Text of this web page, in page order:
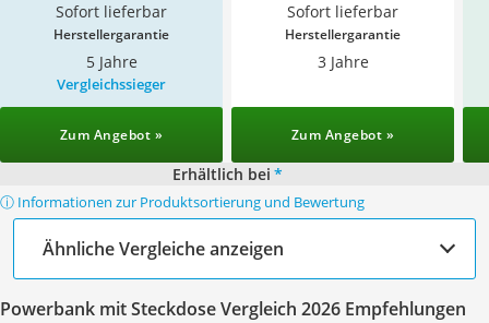
Sofort lieferbar Sofort lieferbar
Herstellergarantie
5 Jahre
Herstellergarantie
3 Jahre
Vergleichssieger
Zum Angebot » Zum Angebot »
Erhältlich bei *
ⓘ Informationen zur Produktsortierung und Bewertung
Ähnliche Vergleiche anzeigen
Powerbank mit Steckdose Vergleich 2026 Empfehlungen